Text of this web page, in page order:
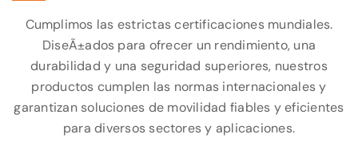
Cumplimos las estrictas certificaciones mundiales.
DiseÃ±ados para ofrecer un rendimiento, una
durabilidad y una seguridad superiores, nuestros
productos cumplen las normas internacionales y
garantizan soluciones de movilidad fiables y eficientes
para diversos sectores y aplicaciones.